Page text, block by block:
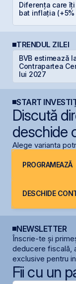
Diferența care
bat inflația (+5%
TRENDUL ZILEI
BVB estimează
Contrapartea
lui 2027
START
Discută
deschide
Alege varianta
PROGRAMEAZĂ
DESCHIDE
NEWSLETTER
Înscrie-te și
deducere fiscală,
exclusive pentru
Fii cu un